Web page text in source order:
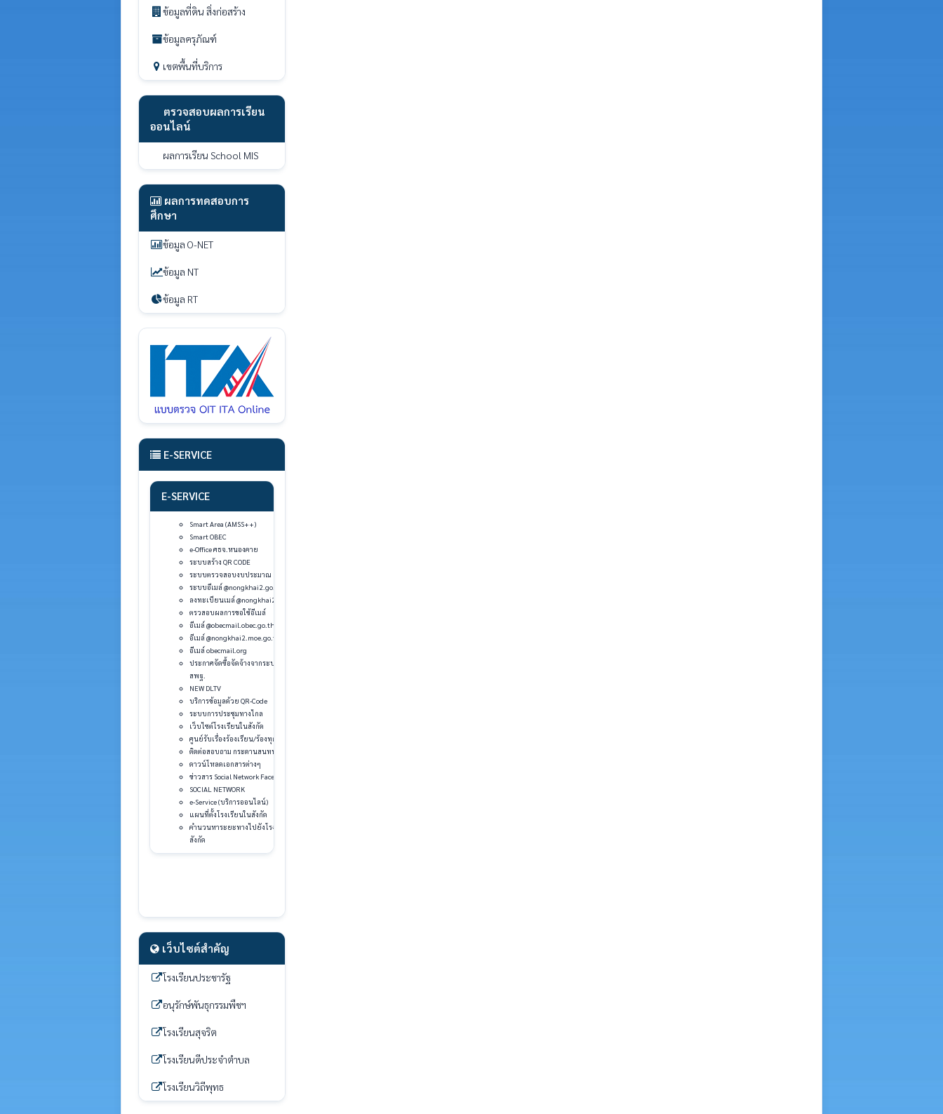
ข้อมูลที่ดิน สิ่งก่อสร้าง
ข้อมูลครุภัณฑ์
เขตพื้นที่บริการ
ตรวจสอบผลการเรียน
ออนไลน์
ผลการเรียน School MIS
ผลการทดสอบการ
ศึกษา
ข้อมูล O-NET
ข้อมูล NT
ข้อมูล RT
E-SERVICE
E-SERVICE
Smart Area (AMSS++)
Smart OBEC
e-Office ศธจ.หนองคาย
ระบบสร้าง QR CODE
ระบบตรวจสอบงบประมาณ
ระบบอีเมล์ @nongkhai2.go.th
ลงทะเบียนเมล์ @nongkhai2.go.th
ตรวสอบผลการขอใช้อีเมล์
อีเมล์ @obecmail.obec.go.th
อีเมล์ @nongkhai2.moe.go.th
อีเมล์ obecmail.org
ประกาศจัดซื้อจัดจ้างจากระบบ e-GP
สพฐ.
NEW DLTV
บริการข้อมูลด้วย QR-Code
ระบบการประชุมทางไกล
เว็บไซต์โรงเรียนในสังกัด
ศูนย์รับเรื่องร้องเรียน/ร้องทุกข์
ติดต่อสอบถาม กระดานสนทนา
ดาวน์โหลดเอกสารต่างๆ
ข่าวสาร Social Network Facebook
SOCIAL NETWORK
e-Service (บริการออนไลน์)
แผนที่ตั้งโรงเรียนในสังกัด
คำนวนหาระยะทางไปยังโรงเรียนใน
สังกัด
เว็บไซต์สำคัญ
โรงเรียนประชารัฐ
อนุรักษ์พันธุกรรมพืชฯ
โรงเรียนสุจริต
โรงเรียนดีประจำตำบล
โรงเรียนวิถีพุทธ